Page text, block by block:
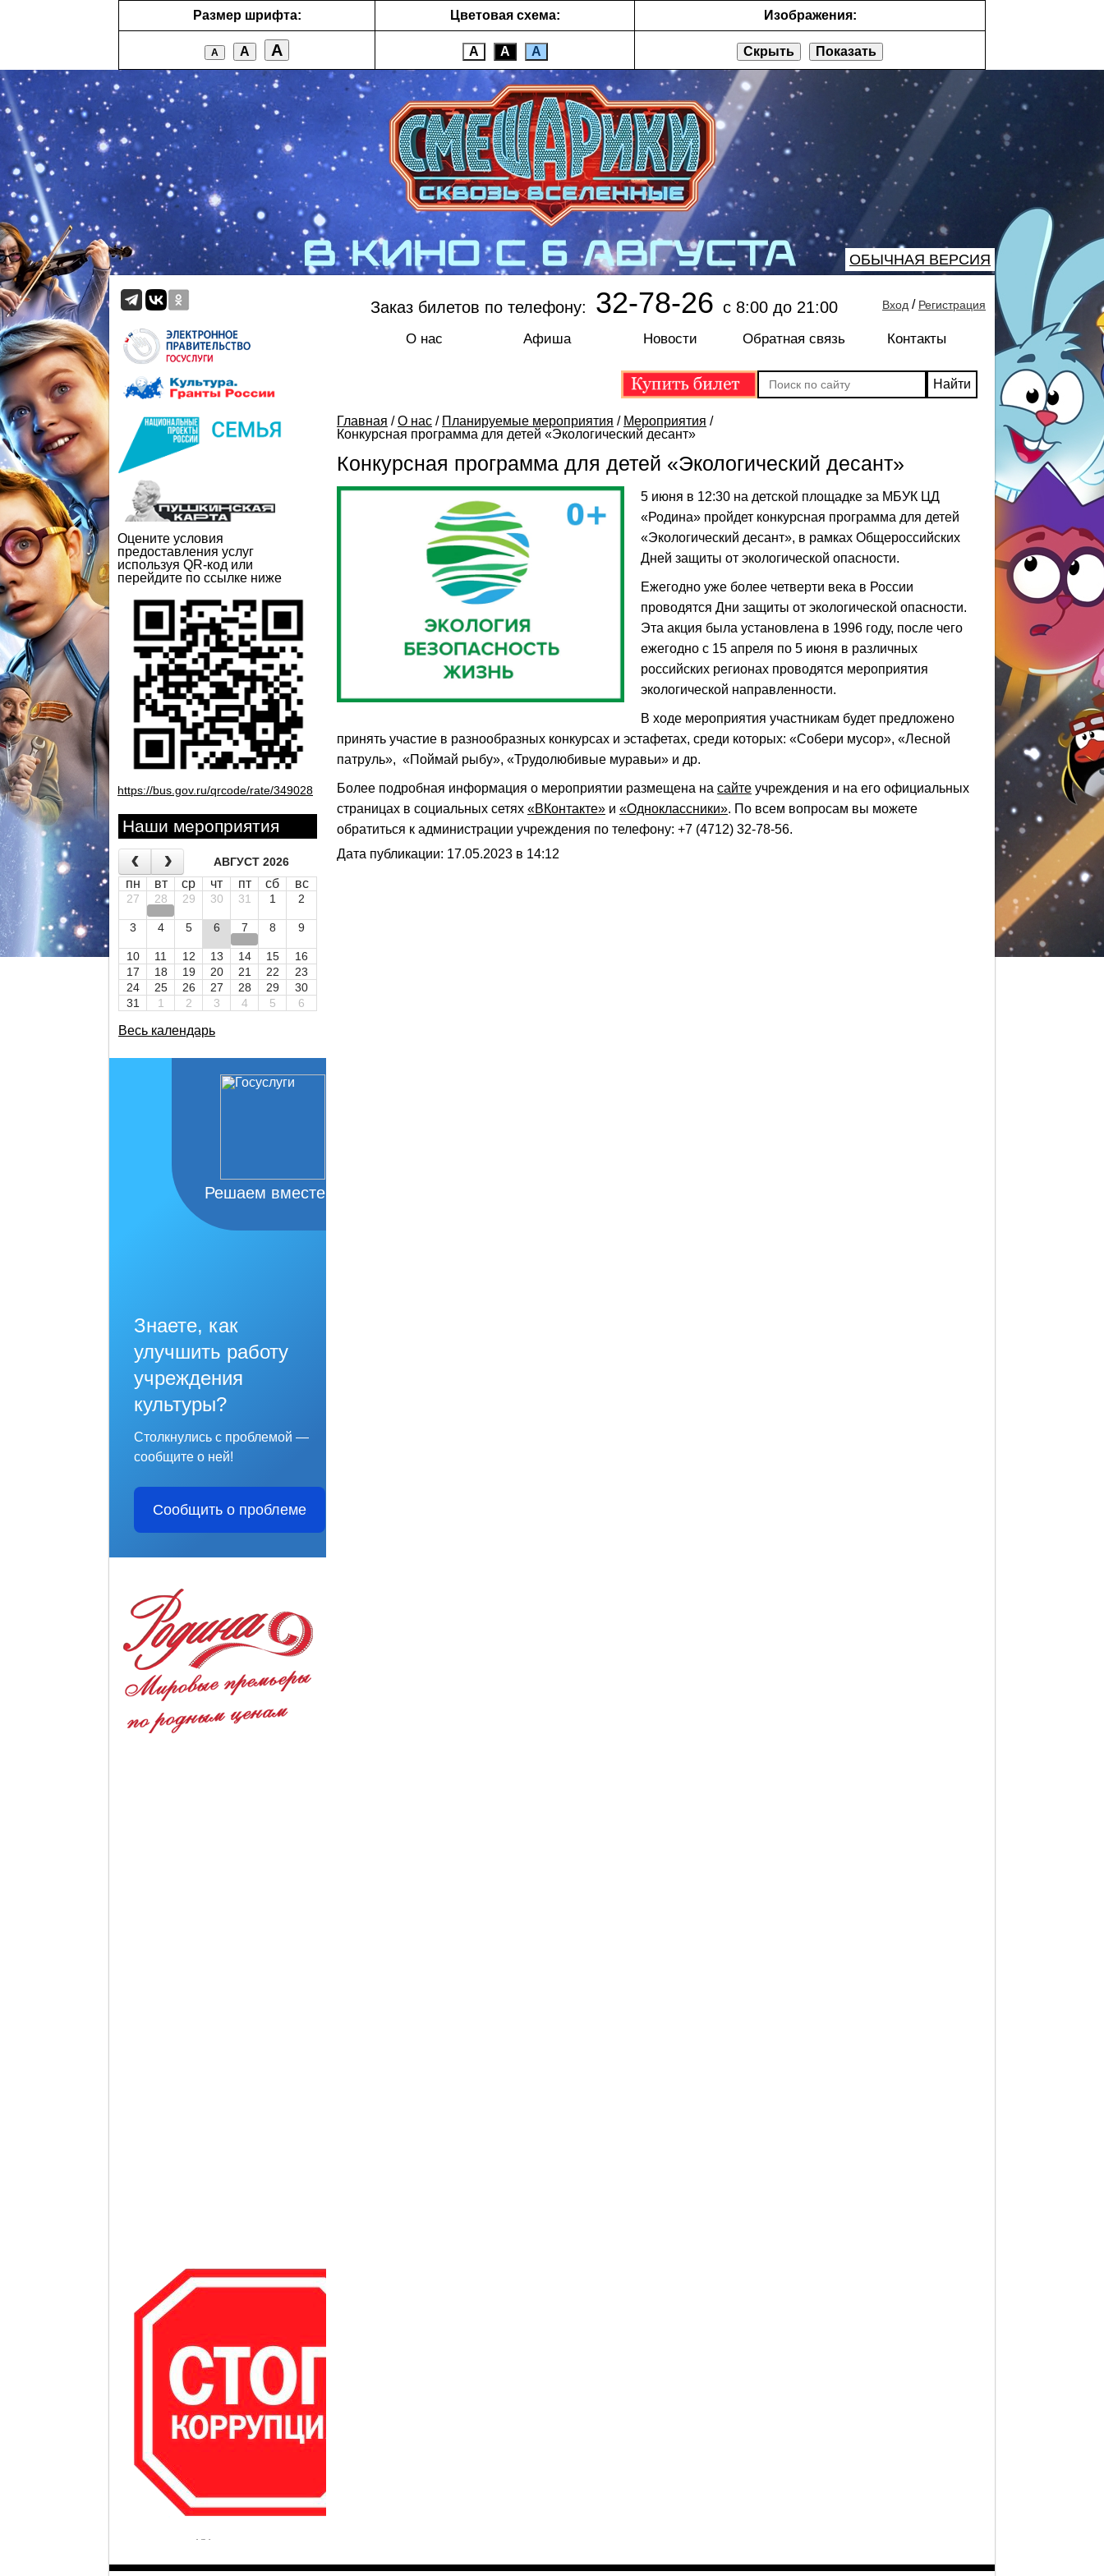
Размер шрифта: Цветовая схема: Изображения:
А А А А А А Скрыть Показать
ОБЫЧНАЯ ВЕРСИЯ
Оцените условия
предоставления услуг
используя QR-код или
перейдите по ссылке ниже
https://bus.gov.ru/qrcode/rate/349028
Наши мероприятия
АВГУСТ 2026
пн вт ср чт пт сб вс
27 28 29 30 31 1 2
3 4 5 6 7 8 9
10 11 12 13 14 15
16
17
18 19 20 21 22
23
24
25 26 27 28 29
30
31
1 2 3 4 5 6
Весь календарь
Решаем вместе
Знаете, как
улучшить работу
учреждения
культуры?
Столкнулись с проблемой —
сообщите о ней!
Сообщить о проблеме
Заказ билетов по телефону: 32-78-26 с 8:00 до 21:00 Вход / Регистрация
О нас Афиша Новости Обратная связь Контакты
Главная / О нас / Планируемые мероприятия / Мероприятия /
Конкурсная программа для детей «Экологический десант»
Конкурсная программа для детей «Экологический десант»
5 июня в 12:30 на детской площадке за МБУК ЦД
«Родина» пройдет конкурсная программа для детей
«Экологический десант», в рамках Общероссийских
Дней защиты от экологической опасности.
Ежегодно уже более четверти века в России
проводятся Дни защиты от экологической опасности.
Эта акция была установлена в 1996 году, после чего
ежегодно с 15 апреля по 5 июня в различных
российских регионах проводятся мероприятия
экологической направленности.
В ходе мероприятия участникам будет предложено
принять участие в разнообразных конкурсах и эстафетах, среди которых: «Собери мусор», «Лесной
патруль», «Поймай рыбу», «Трудолюбивые муравьи» и др.
Более подробная информация о мероприятии размещена на сайте учреждения и на его официальных
страницах в социальных сетях «ВКонтакте» и «Одноклассники». По всем вопросам вы можете
обратиться к администрации учреждения по телефону: +7 (4712) 32-78-56.
Дата публикации: 17.05.2023 в 14:12